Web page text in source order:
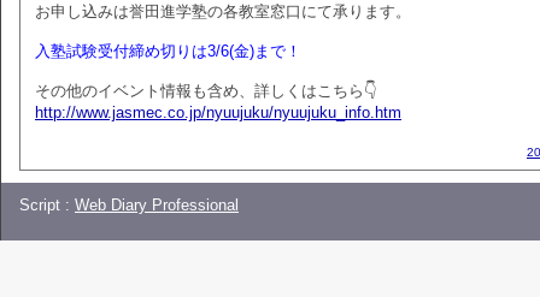
お申し込みは誉田進学塾の各教室窓口にて承ります。
入塾試験受付締め切りは3/6(金)まで！
その他のイベント情報も含め、詳しくはこちら👇
http://www.jasmec.co.jp/nyuujuku/nyuujuku_info.htm
Script : Web Diary Professional